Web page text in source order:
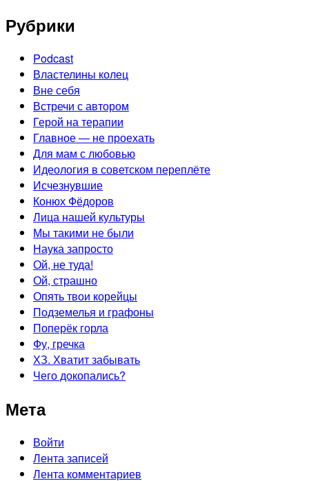
Рубрики
Podcast
Властелины колец
Вне себя
Встречи с автором
Герой на терапии
Главное — не проехать
Для мам с любовью
Идеология в советском переплёте
Исчезнувшие
Конюх Фёдоров
Лица нашей культуры
Мы такими не были
Наука запросто
Ой, не туда!
Ой, страшно
Опять твои корейцы
Подземелья и графоны
Поперёк горла
Фу, гречка
ХЗ. Хватит забывать
Чего докопались?
Мета
Войти
Лента записей
Лента комментариев